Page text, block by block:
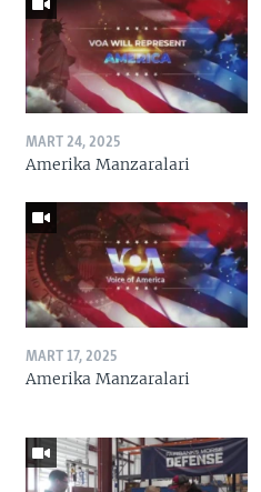
MART 24, 2025
Amerika Manzaralari
MART 17, 2025
Amerika Manzaralari